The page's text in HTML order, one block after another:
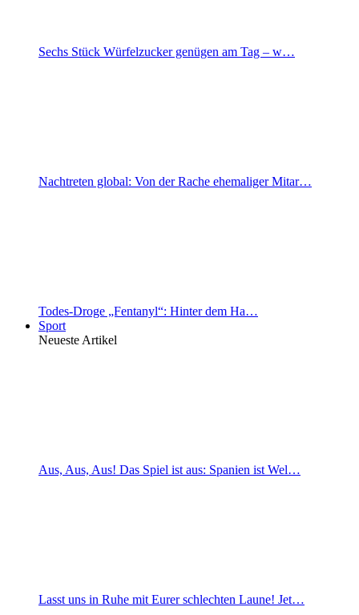
Sechs Stück Würfelzucker genügen am Tag – w…
Nachtreten global: Von der Rache ehemaliger Mitar…
Todes-Droge „Fentanyl“: Hinter dem Ha…
Sport
Neueste Artikel
Aus, Aus, Aus! Das Spiel ist aus: Spanien ist Wel…
Lasst uns in Ruhe mit Eurer schlechten Laune! Jet…